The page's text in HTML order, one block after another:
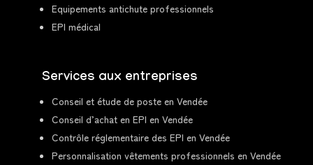
Equipements antichute professionnels
EPI médical
Services aux entreprises
Conseil et étude de poste en Vendée
Conseil d’achat en EPI en Vendée
Contrôle réglementaire des EPI en Vendée
Personnalisation vêtements professionnels en Vendée